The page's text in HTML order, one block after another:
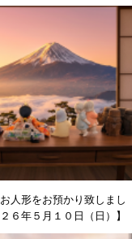
人形をお預かり致しまし
６年５月１０日（日）】